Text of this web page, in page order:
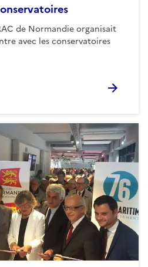
de Normandie organisait
avec les conservatoires